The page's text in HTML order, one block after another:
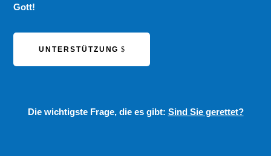
Gott!
UNTERSTÜTZUNG
Die wichtigste Frage, die es gibt: Sind Sie gerettet?